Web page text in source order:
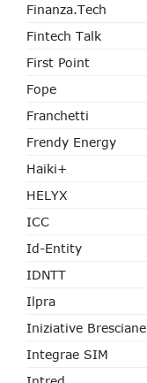
Finanza.tech
Fintech Talk
First Point
Fope
Franchetti
Frendy Energy
Haiki+
HELYX
ICC
Id-Entity
IDNTT
Ilpra
Iniziative Bresciane
Integrae SIM